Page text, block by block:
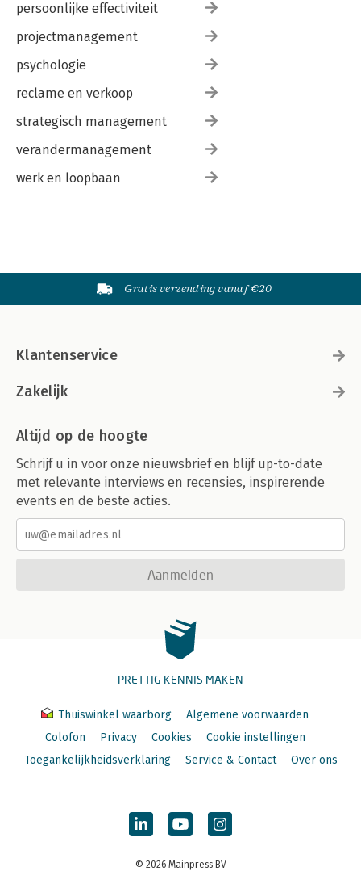
persoonlijke effectiviteit
projectmanagement
psychologie
reclame en verkoop
strategisch management
verandermanagement
werk en loopbaan
Gratis verzending vanaf €20
Klantenservice
Zakelijk
Altijd op de hoogte
Schrijf u in voor onze nieuwsbrief en blijf up-to-date
met relevante interviews en recensies, inspirerende
events en de beste acties.
Aanmelden
PRETTIG KENNIS MAKEN
Thuiswinkel waarborg
Algemene voorwaarden
Colofon
Privacy Cookies
Cookie instellingen
Toegankelijkheidsverklaring
Service & Contact Over ons
© 2026 Mainpress BV